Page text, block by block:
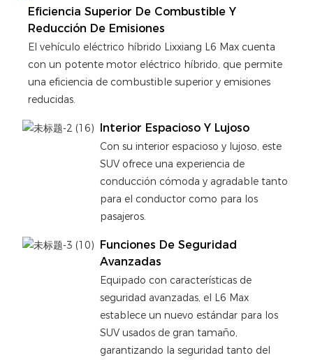
Eficiencia Superior De Combustible Y
Reducción De Emisiones
El vehículo eléctrico híbrido Lixxiang L6 Max cuenta
con un potente motor eléctrico híbrido, que permite
una eficiencia de combustible superior y emisiones
reducidas.
Interior Espacioso Y Lujoso
Con su interior espacioso y lujoso, este
SUV ofrece una experiencia de
conducción cómoda y agradable tanto
para el conductor como para los
pasajeros.
Funciones De Seguridad
Avanzadas
Equipado con características de
seguridad avanzadas, el L6 Max
establece un nuevo estándar para los
SUV usados ​​de gran tamaño,
garantizando la seguridad tanto del